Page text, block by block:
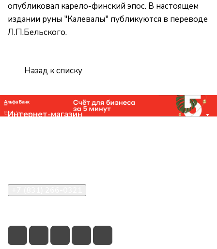
опубликовал карело-финский эпос. В настоящем
издании руны "Калевалы" публикуются в переводе
Л.П.Бельского.
Назад к списку
Интернет-магазин